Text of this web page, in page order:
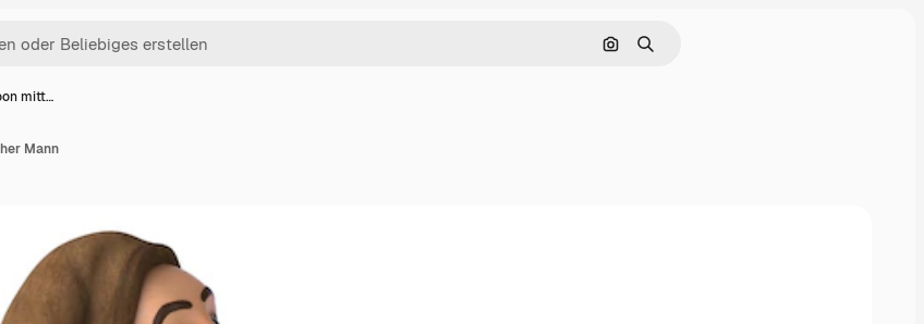
Nach Bild suchen
Suchen
mitt…
Mann